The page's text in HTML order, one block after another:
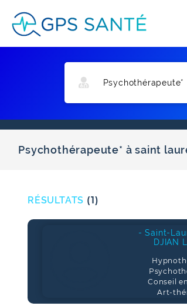
Psychothérapeute* à saint
RÉSULTATS (1)
- Saint-
DJIAN
Conseil
Art-